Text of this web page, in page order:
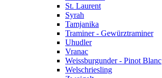
St. Laurent
Syrah
Tamjanika
Traminer - Gewürztraminer
Uhudler
Vranac
Weissburgunder - Pinot Blanc
Welschriesling